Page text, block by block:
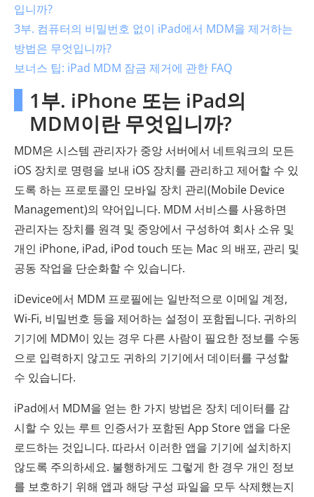
입니까?
3부. 컴퓨터의 비밀번호 없이 iPad에서 MDM을 제거하는
방법은 무엇입니까?
보너스 팁: iPad MDM 잠금 제거에 관한 FAQ
1부. iPhone 또는 iPad의
MDM이란 무엇입니까?
MDM은 시스템 관리자가 중앙 서버에서 네트워크의 모든
iOS 장치로 명령을 보내 iOS 장치를 관리하고 제어할 수 있
도록 하는 프로토콜인 모바일 장치 관리(Mobile Device
Management)의 약어입니다. MDM 서비스를 사용하면
관리자는 장치를 원격 및 중앙에서 구성하여 회사 소유 및
개인 iPhone, iPad, iPod touch 또는 Mac 의 배포, 관리 및
공동 작업을 단순화할 수 있습니다.
iDevice에서 MDM 프로필에는 일반적으로 이메일 계정,
Wi-Fi, 비밀번호 등을 제어하는 ​​설정이 포함됩니다. 귀하의
기기에 MDM이 있는 경우 다른 사람이 필요한 정보를 수동
으로 입력하지 않고도 귀하의 기기에서 데이터를 구성할
수 있습니다.
iPad에서 MDM을 얻는 한 가지 방법은 장치 데이터를 감
시할 수 있는 루트 인증서가 포함된 App Store 앱을 다운
로드하는 것입니다. 따라서 이러한 앱을 기기에 설치하지
않도록 주의하세요. 불행하게도 그렇게 한 경우 개인 정보
를 보호하기 위해 앱과 해당 구성 파일을 모두 삭제했는지